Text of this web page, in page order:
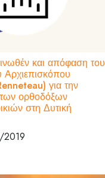
και απόφαση του
Αρχιεπισκόπου
για την
ορθοδόξων
στη Δυτική
2019